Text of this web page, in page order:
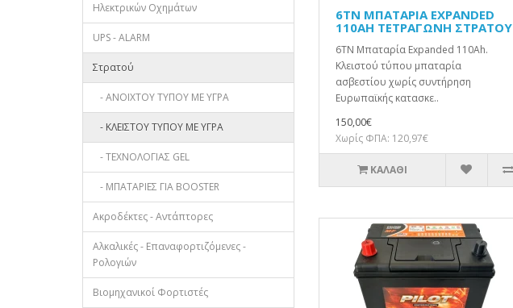
Ηλεκτρικών Οχημάτων
UPS - ALARM
Στρατού
- ΑΝΟΙΧΤΟΥ ΤΥΠΟΥ ΜΕ ΥΓΡΑ
- ΚΛΕΙΣΤΟΥ ΤΥΠΟΥ ΜΕ ΥΓΡΑ
- ΤΕΧΝΟΛΟΓΙΑΣ GEL
- ΜΠΑΤΑΡΙΕΣ ΓΙΑ BOOSTER
Ακροδέκτες - Αντάπτορες
Αλκαλικές - Επαναφορτιζόμενες -
Ρολογιών
Βιομηχανικοί Φορτιστές
6TN ΜΠΑΤΑΡΙΑ EXPANDED
110AH ΤΕΤΡΑΓΩΝΗ ΣΤΡΑΤΟΥ
6TN Μπαταρία Expanded 110Ah.
Κλειστού τύπου μπαταρία
ασβεστίου χωρίς συντήρηση
Ευρωπαϊκής κατασκε..
150,00€
Χωρίς ΦΠΑ: 120,97€
ΚΑΛΆΘΙ